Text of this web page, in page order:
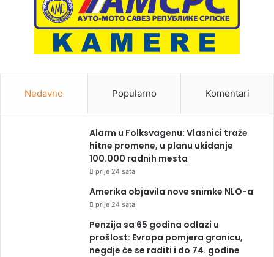
Nedavno Popularno Komentari
Alarm u Folksvagenu: Vlasnici traže
hitne promene, u planu ukidanje
100.000 radnih mesta
prije 24 sata
Amerika objavila nove snimke NLO-a
prije 24 sata
Penzija sa 65 godina odlazi u
prošlost: Evropa pomjera granicu,
negdje će se raditi i do 74. godine